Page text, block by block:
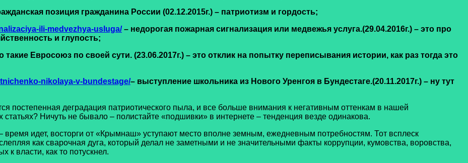
позиция гражданина России (02.12.2015г.) – патриотизм и гордость;
ili-medvezhya-usluga/– недорогая пожарная сигнализация или медвежья услуга.(29.04.2016г.) – это про
и глупость;
такие Евросоюз по своей сути. (23.06.2017г.) – это отклик на попытку переписывания истории, как раз тогда это
nikolaya-v-bundestage/– выступление школьника из Нового Уренгоя в Бундестаге.(20.11.2017г.) – ну тут
деградация патриотического пыла, и все больше внимания к негативным оттенкам в нашей
Ничуть не бывало – полистайте «подшивки» в интернете – тенденция везде одинакова.
идет, восторги от «Крымнаш» уступают место вполне земным, ежедневным потребностям. Тот всплеск
как сварочная дуга, который делал не заметными и не значительными факты коррупции, кумовства, воровства,
к власти, как то потускнел.